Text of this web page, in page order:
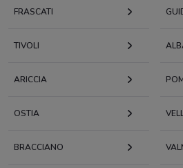
FRASCATI
TIVOLI
ARICCIA
OSTIA
BRACCIANO